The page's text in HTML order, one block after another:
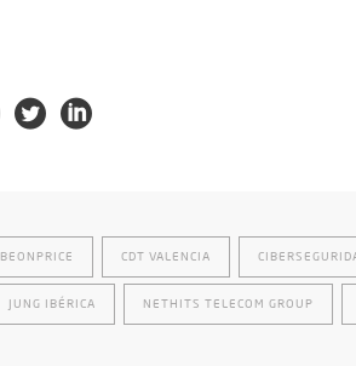
BEONPRICE CDT VALENCIA
JUNG IBÉRICA NETHITS TELECOM GROUP